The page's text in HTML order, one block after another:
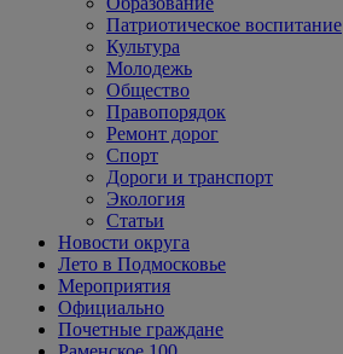
Патриотическое воспитание
Культура
Молодежь
Общество
Правопорядок
Ремонт дорог
Спорт
Дороги и транспорт
Экология
Статьи
Новости округа
Лето в Подмосковье
Мероприятия
Официально
Почетные граждане